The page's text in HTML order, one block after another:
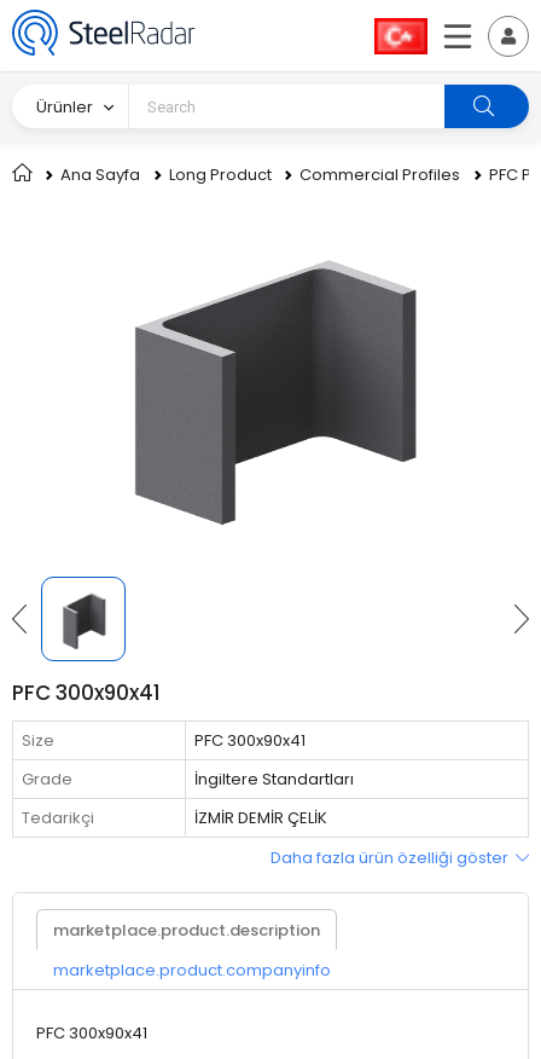
Ürünler
Ana Sayfa Long Product Commercial Profiles PFC
PFC 300x90x41
Size
PFC 300x90x41
Grade
İngiltere Standartları
Tedarikçi
İZMİR DEMİR ÇELİK
Daha fazla ürün özelliği göster
marketplace.product.description
marketplace.product.companyinfo
PFC 300x90x41